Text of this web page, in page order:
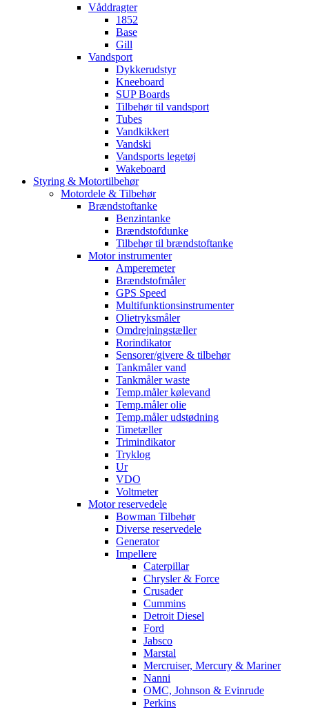
Våddragter
1852
Base
Gill
Vandsport
Dykkerudstyr
Kneeboard
SUP Boards
Tilbehør til vandsport
Tubes
Vandkikkert
Vandski
Vandsports legetøj
Wakeboard
Styring & Motortilbehør
Motordele & Tilbehør
Brændstoftanke
Benzintanke
Brændstofdunke
Tilbehør til brændstoftanke
Motor instrumenter
Amperemeter
Brændstofmåler
GPS Speed
Multifunktionsinstrumenter
Olietryksmåler
Omdrejningstæller
Rorindikator
Sensorer/givere & tilbehør
Tankmåler vand
Tankmåler waste
Temp.måler kølevand
Temp.måler olie
Temp.måler udstødning
Timetæller
Trimindikator
Tryklog
Ur
VDO
Voltmeter
Motor reservedele
Bowman Tilbehør
Diverse reservedele
Generator
Impellere
Caterpillar
Chrysler & Force
Crusader
Cummins
Detroit Diesel
Ford
Jabsco
Marstal
Mercruiser, Mercury & Mariner
Nanni
OMC, Johnson & Evinrude
Perkins